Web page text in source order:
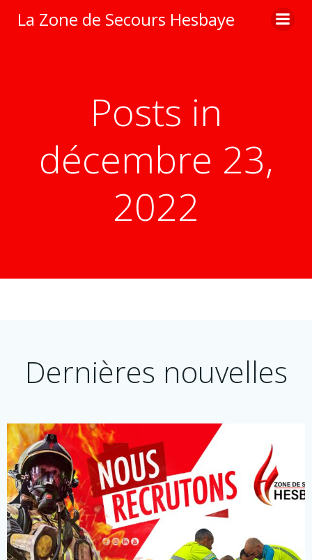
au
La Zone de Secours Hesbaye
Posts in
décembre 23,
2022
Dernières nouvelles